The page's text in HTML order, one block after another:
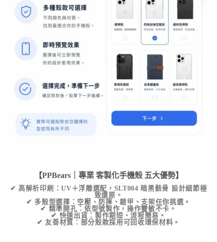
【PPBears｜專業 客製化手機殼五大優勢】
✔ 高解析印刷 ：UV＋浮雕選配， SLT004 暗黑骸骨 設計細節極
致還原。
✔ 多殼型選擇 ：空壓、防摔、鎧甲、支架任你挑選。
✔ 精準開孔 ：依型號製作，操作靈敏不卡。
✔ 快速出貨 ：製作期短、流程簡易。
✔ 友善材質 ：部分殼款採用可回收環保材料。